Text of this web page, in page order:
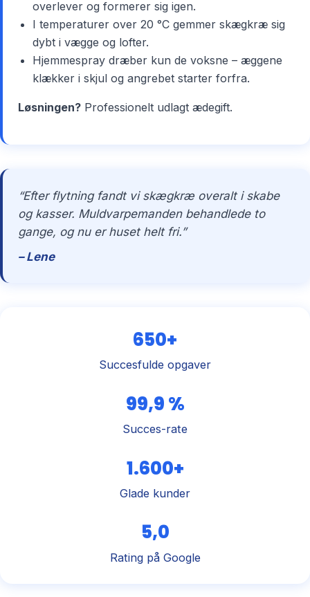
overlever og formerer sig igen.
I temperaturer over 20 °C gemmer skægkræ sig
dybt i vægge og lofter.
Hjemmespray dræber kun de voksne – æggene
klækker i skjul og angrebet starter forfra.
Løsningen? Professionelt udlagt ædegift.
“Efter flytning fandt vi skægkræ overalt i skabe
og kasser. Muldvarpemanden behandlede to
gange, og nu er huset helt fri.”
– Lene
650+
Succesfulde opgaver
99,9 %
Succes-rate
1.600+
Glade kunder
5,0
Rating på Google